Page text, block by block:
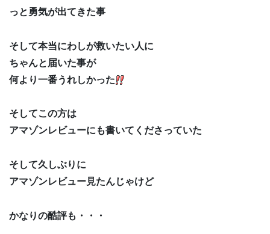
っと勇気が出てきた事
そして本当にわしが救いたい人に
ちゃんと届いた事が
何より一番うれしかった
そしてこの方は
アマゾンレビューにも書いてくださっていた
そして久しぶりに
アマゾンレビュー見たんじゃけど
かなりの酷評も・・・